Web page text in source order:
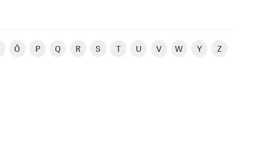
Ö P Q R S T U V W Y Z